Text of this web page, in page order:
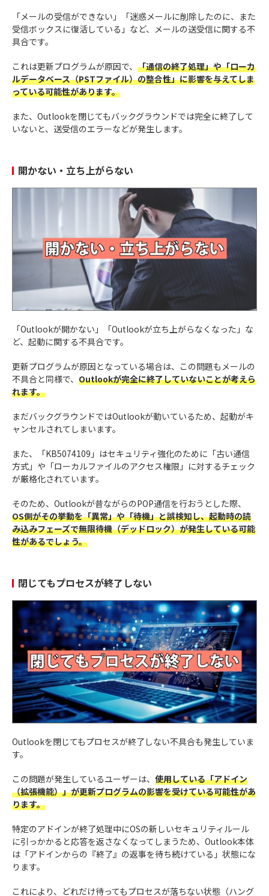
「メールの受信ができない」「迷惑メールに削除したのに、また
受信ボックスに復活している」など、メールの送受信に関する不
具合です。
これは更新プログラムが原因で、 「通信の終了処理」や「ローカ
ルデータベース（PSTファイル）の整合性」に影響を与えてしま
っている可能性があります。
また、Outlookを閉じてもバックグラウンドでは完全に終了して
いないと、送受信のエラーなどが発生します。
開かない・立ち上がらない
「Outlookが開かない」「Outlookが立ち上がらなくなった」な
ど、起動に関する不具合です。
更新プログラムが原因となっている場合は、この問題もメールの
不具合と同様で、 Outlookが完全に終了していないことが考えら
れます。
まだバックグラウンドではOutlookが動いているため、起動がキ
ャンセルされてしまいます。
また、「KB5074109」はセキュリティ強化のために「古い通信
方式」や「ローカルファイルのアクセス権限」に対するチェック
が厳格化されています。
そのため、Outlookが昔ながらのPOP通信を行おうとした際、
OS側がその挙動を「異常」や「待機」と誤検知し、起動時の読
み込みフェーズで無限待機（デッドロック）が発生している可能
性があるでしょう。
閉じてもプロセスが終了しない
Outlookを閉じてもプロセスが終了しない不具合も発生していま
す。
この問題が発生しているユーザーは、 使用している「アドイン
（拡張機能）」が更新プログラムの影響を受けている可能性があ
ります。
特定のアドインが終了処理中にOSの新しいセキュリティルール
に引っかかると応答を返さなくなってしまうため、Outlook本体
は「アドインからの『終了』の返事を待ち続けている」状態にな
ります。
これにより、どれだけ待ってもプロセスが落ちない状態（ハング